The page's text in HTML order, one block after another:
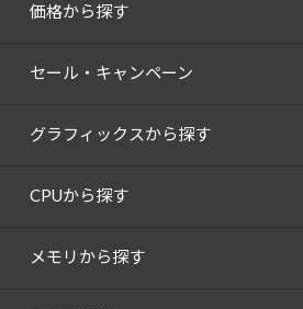
価格から探す
セール・キャンペーン
グラフィックスから探す
CPUから探す
メモリから探す